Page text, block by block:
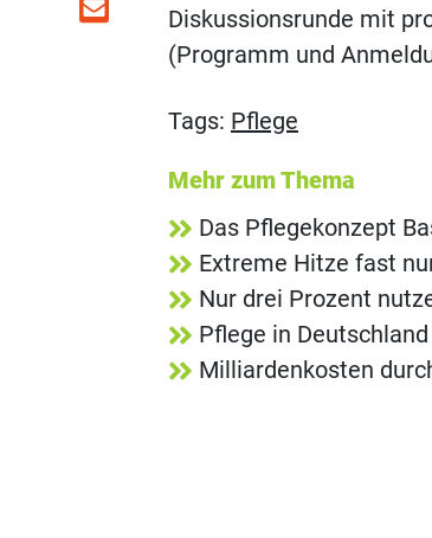
Diskussionsrunde mit
(Programm und
Tags: Pflege
Mehr zum Thema
Das Pflegekonzept
Extreme Hitze fast
Nur drei Prozent
Pflege in
Milliardenkosten